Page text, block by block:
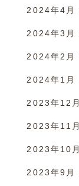
2024年4月
2024年3月
2024年2月
2024年1月
2023年12月
2023年11月
2023年10月
2023年9月